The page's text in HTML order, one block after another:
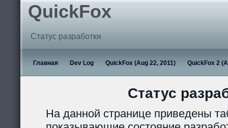
QuickFox
Статус разработки
Главная Dev Log QuickFox (Aug 22, 2011) QuickFox 2
Статус
На данной странице приведены